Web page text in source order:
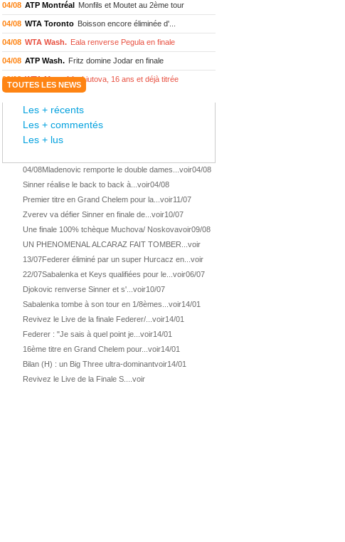
04/08 ATP Montréal Monfils et Moutet au 2ème tour
04/08 WTA Toronto Boisson encore éliminée d'...
04/08 WTA Wash. Eala renverse Pegula en finale
04/08 ATP Wash. Fritz domine Jodar en finale
03/08 WTA Memphis Liutova, 16 ans et déjà titrée
ATP Los Cabos
WTA Wash.
ATP Los Cabos Géa en finale !
ATP Los Cabos 1ère 1/2 finale pour Géa
ATP Wash. Pas de 1/4 pour Humbert et Atmane
WTA Washington Déjà fini pour Fernandez
ATP Washington De Minaur domine Tsitsipas
ATP Washington Fritz et Musetti en 1/8èmes
WTA Prague Tagger, premier sacre à 18 ans
ATP Estoril Van Assche remporte son 1er...
ATP Estoril Van Assche s'offre Rublev
TOUTES LES NEWS
Les + récents
Les + commentés
Les + lus
04/08Mladenovic remporte le double dames... voir04/08
Sinner réalise le back to back à... voir04/08
Premier titre en Grand Chelem pour la... voir11/07
Zverev va défier Sinner en finale de... voir10/07
Une finale 100% tchèque Muchova/ Noskovavoir09/08
UN PHENOMENAL ALCARAZ FAIT TOMBER... voir
13/07Federer éliminé par un super Hurcacz en... voir
22/07Sabalenka et Keys qualifiées pour le... voir06/07
Djokovic renverse Sinner et s'... voir10/07
Sabalenka tombe à son tour en 1/8èmes... voir14/01
Revivez le Live de la finale Federer/... voir14/01
Federer : "Je sais à quel point je... voir14/01
16ème titre en Grand Chelem pour... voir14/01
Bilan (H) : un Big Three ultra-dominantvoir14/01
Revivez le Live de la Finale S.... voir